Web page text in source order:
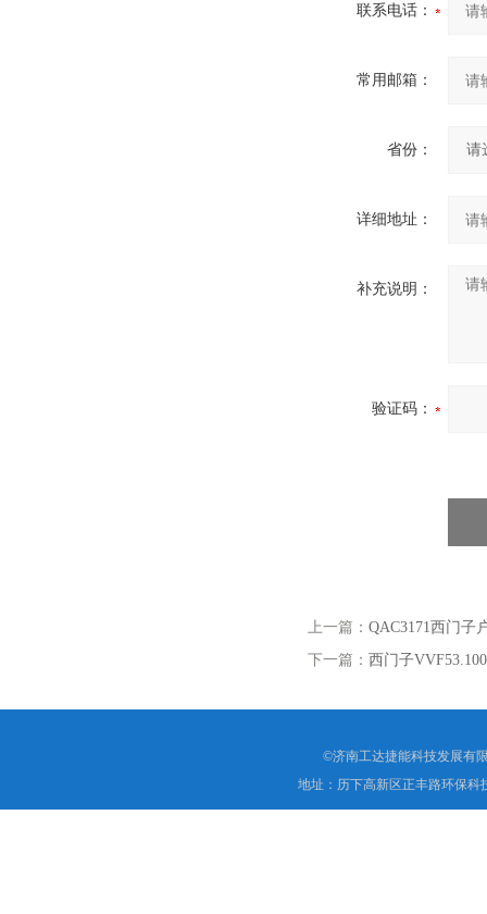
联系电话：
常用邮箱：
省份：
详细地址：
补充说明：
验证码：
上一篇： QAC3171西门子
下一篇： 西门子
©济南工达捷能科技发展有
地址：历下高新区正丰路环保科